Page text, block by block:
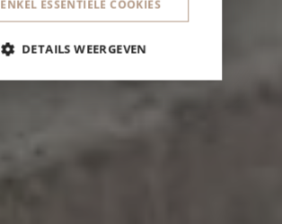
ENKEL ESSENTIËLE COOKIES
DETAILS WEERGEVEN